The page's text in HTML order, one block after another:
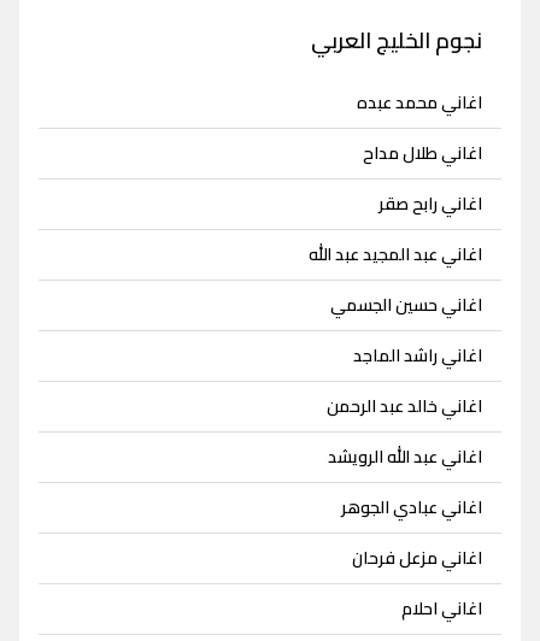
نجوم الخليج العربي
اغاني محمد عبده
اغاني طلال مداح
اغاني رابح صقر
اغاني عبد المجيد عبد الله
اغاني حسين الجسمي
اغاني راشد الماجد
اغاني خالد عبد الرحمن
اغاني عبد الله الرويشد
اغاني عبادي الجوهر
اغاني مزعل فرحان
اغاني احلام